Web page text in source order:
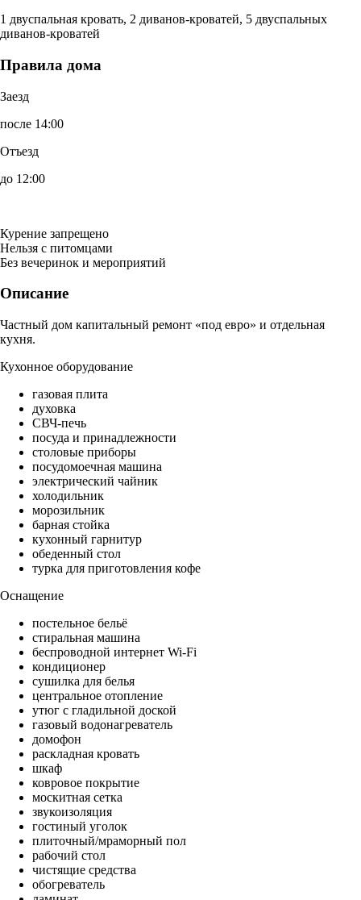
1 двуспальная кровать, 2 диванов-кроватей, 5 двуспальных
диванов-кроватей
Правила дома
Заезд
после 14:00
Отъезд
до 12:00
Курение запрещено
Нельзя с питомцами
Без вечеринок и мероприятий
Описание
Частный дом капитальный ремонт «под евро» и отдельная
кухня.
Кухонное оборудование
газовая плита
духовка
СВЧ-печь
посуда и принадлежности
столовые приборы
посудомоечная машина
электрический чайник
холодильник
морозильник
барная стойка
кухонный гарнитур
обеденный стол
турка для приготовления кофе
Оснащение
постельное бельё
стиральная машина
беспроводной интернет Wi-Fi
кондиционер
сушилка для белья
центральное отопление
утюг с гладильной доской
газовый водонагреватель
домофон
раскладная кровать
шкаф
ковровое покрытие
москитная сетка
звукоизоляция
гостиный уголок
плиточный/мраморный пол
рабочий стол
чистящие средства
обогреватель